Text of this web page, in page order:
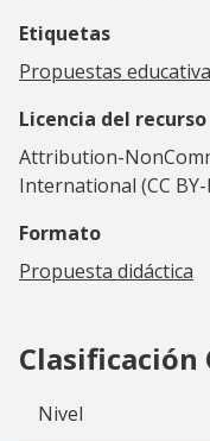
Etiquetas
Propuestas
Licencia del recurso
Attribution-
International (CC BY-
Formato
Propuesta didáctica
Nivel